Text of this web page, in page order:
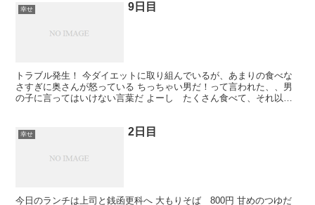
幸せ 9日目
トラブル発生！ 今ダイエットに取り組んでいるが、あまりの食べな
さすぎに奥さんが怒っている ちっちゃい男だ！って言われた、、男
の子に言ってはいけない言葉だ よーし たくさん食べて、それ以上
幸せ 2日目
今日のランチは上司と銭函更科へ 大もりそば 800円 甘めのつゆだ